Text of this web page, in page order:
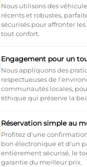
Nous utilisons des
récents et robustes,
sécurisés pour affronter
tout confort.
Engagement pour un
Nous appliquons des
respectueuses de
communautés locales,
éthique qui préserve la
Réservation simple au
Profitez d'une
bon électronique et d'un
entièrement sécurisé, le
garantie du meilleur prix.